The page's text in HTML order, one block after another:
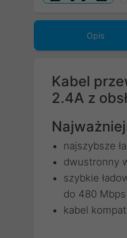
Opis
Kabel
2.4A z
najszybsze
dwustronny
szybkie
do 480 Mbps
kabel